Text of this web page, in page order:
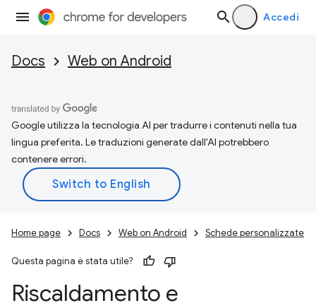
Accedi
Docs Web on Android
Google utilizza la tecnologia AI per tradurre i contenuti nella tua
lingua preferita. Le traduzioni generate dall'AI potrebbero
contenere errori.
Home page Docs Web on Android Schede personalizzate
Questa pagina è stata utile?
Riscaldamento e